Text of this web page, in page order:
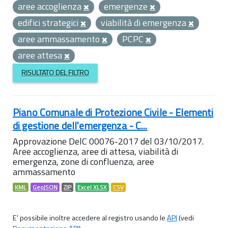
aree accoglienza
emergenze
edifici strategici
viabilità di emergenza
aree ammassamento
PCPC
aree attesa
RISULTATO DEL FILTRO
Piano Comunale di Protezione Civile - Elementi
di gestione dell'emergenza - C...
Approvazione DelC 00076-2017 del 03/10/2017.
Aree accoglienza, aree di attesa, viabilità di
emergenza, zone di confluenza, aree
ammassamento
KML GeoJSON ZIP Excel XLSX CSV
E' possibile inoltre accedere al registro usando leAPI(vedi